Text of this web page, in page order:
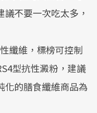
議不要一次吃太多，
纖維，標榜可控制
型抗性澱粉，建議
化的膳食纖維商品為